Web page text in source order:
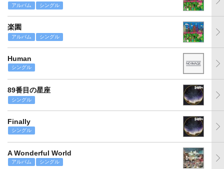
アルバム シングル
楽園
アルバム シングル
Human
シングル
89番目の星座
シングル
Finally
シングル
A Wonderful World
アルバム シングル